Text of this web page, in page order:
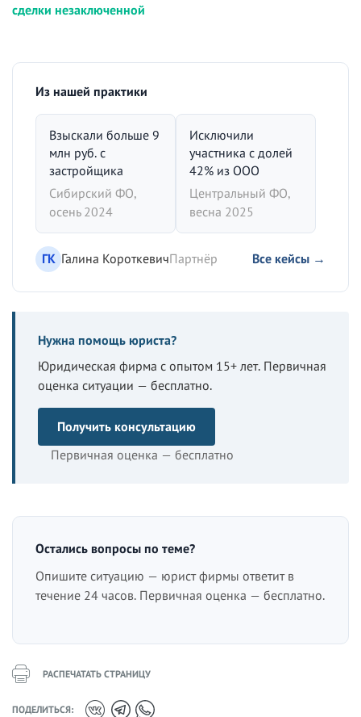
сделки незаключенной
Из нашей практики
Взыскали больше 9
млн руб. с
застройщика
Сибирский ФО,
осень 2024
Исключили
участника с долей
42% из ООО
Центральный ФО,
весна 2025
ГК Галина КороткевичПартнёр Все кейсы →
Нужна помощь юриста?
Юридическая фирма с опытом 15+ лет. Первичная
оценка ситуации — бесплатно.
Получить консультацию
Первичная оценка — бесплатно
Остались вопросы по теме?
Опишите ситуацию — юрист фирмы ответит в
течение 24 часов. Первичная оценка — бесплатно.
РАСПЕЧАТАТЬ СТРАНИЦУ
ПОДЕЛИТЬСЯ: